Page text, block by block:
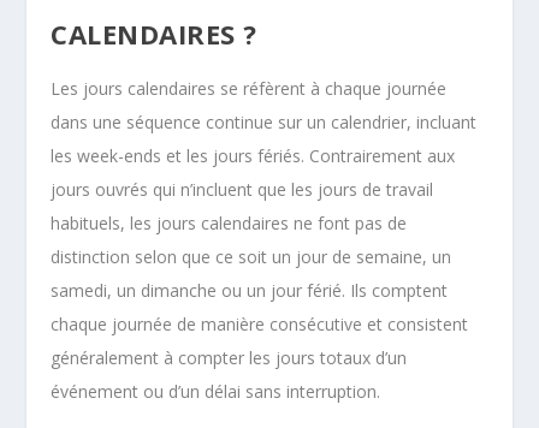
CALENDAIRES ?
Les jours calendaires se réfèrent à chaque journée
dans une séquence continue sur un calendrier, incluant
les week-ends et les jours fériés. Contrairement aux
jours ouvrés qui n’incluent que les jours de travail
habituels, les jours calendaires ne font pas de
distinction selon que ce soit un jour de semaine, un
samedi, un dimanche ou un jour férié. Ils comptent
chaque journée de manière consécutive et consistent
généralement à compter les jours totaux d’un
événement ou d’un délai sans interruption.